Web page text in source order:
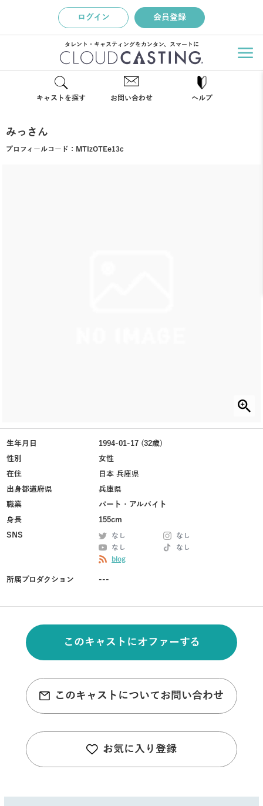
ログイン 会員登録
タレント・キャスティングをカンタン、スマートに
キャストを探す お問い合わせ ヘルプ
みっさん
プロフィールコード： MTIzOTEe13c
生年月日
1994-01-17 (32歳)
性別
女性
在住
日本 兵庫県
出身都道府県
兵庫県
職業
パート・アルバイト
身長
155cm
SNS
なし
なし
なし
なし
blog
所属プロダクション ---
このキャストにオファーする
このキャストについてお問い合わせ
お気に入り登録